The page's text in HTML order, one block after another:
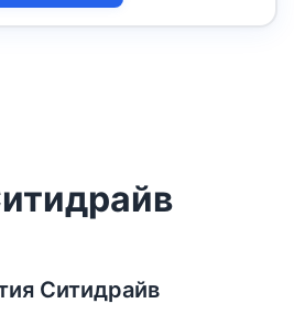
Ситидрайв